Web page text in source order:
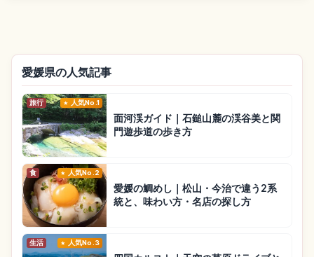
愛媛県の人気記事
旅行 人気No.1
面河渓ガイド｜石鎚山麓の渓谷美と関
門遊歩道の歩き方
食 人気No.2
愛媛の鯛めし｜松山・今治で違う2系
統と、味わい方・名店の探し方
生活 人気No.3